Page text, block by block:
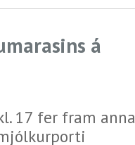
á
17 fer fram